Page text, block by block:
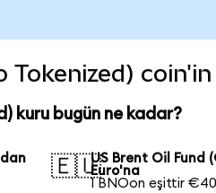
Tokenized)
kuru bugün ne kadar?
🇪🇺US Brent Oil Fund
Euro'na
1 BNOon eşittir